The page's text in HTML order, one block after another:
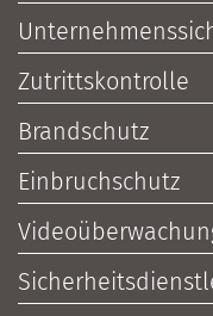
Zutrittskontrolle
Brandschutz
Einbruchschutz